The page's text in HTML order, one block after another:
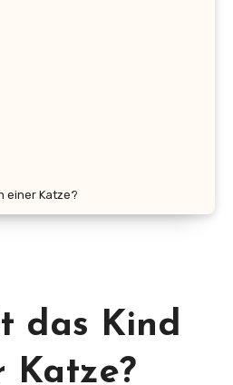
einer Katze?
das Kind
Katze?